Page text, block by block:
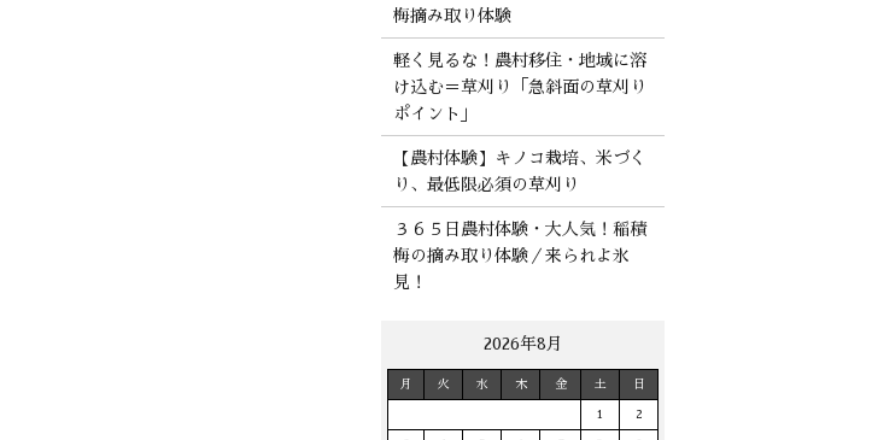
梅摘み取り体験
軽く見るな！農村移住・地域に溶
け込む＝草刈り「急斜面の草刈り
ポイント」
【農村体験】キノコ栽培、米づく
り、最低限必須の草刈り
３６５日農村体験・大人気！稲積
梅の摘み取り体験／来られよ氷
見！
2026年8月
月 火 水 木 金 土 日
1 2